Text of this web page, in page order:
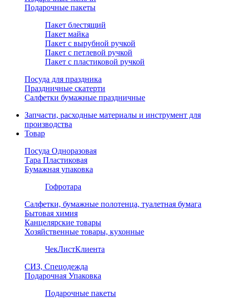
Подарочные пакеты
Пакет блестящий
Пакет майка
Пакет с вырубной ручкой
Пакет с петлевой ручкой
Пакет с пластиковой ручкой
Посуда для праздника
Праздничные скатерти
Салфетки бумажные праздничные
Запчасти, расходные материалы и инструмент для
производства
Товар
Посуда Одноразовая
Тара Пластиковая
Бумажная упаковка
Гофротара
Салфетки, бумажные полотенца, туалетная бумага
Бытовая химия
Канцелярские товары
Хозяйственные товары, кухонные
ЧекЛистКлиента
СИЗ, Спецодежда
Подарочная Упаковка
Подарочные пакеты